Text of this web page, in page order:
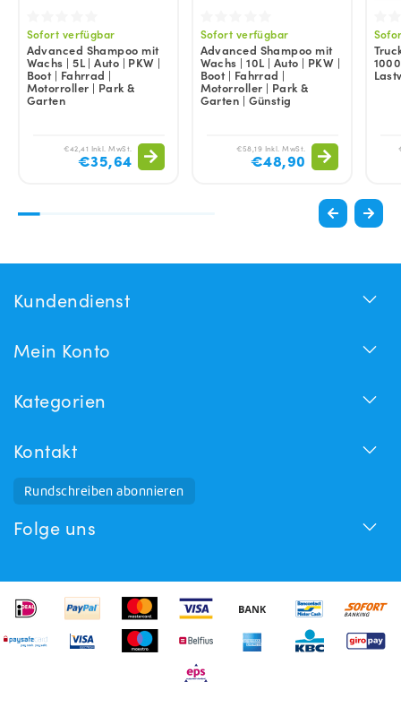
Sofort verfügbar
Advanced Shampoo mit
Wachs | 5L | Auto | PKW |
Boot | Fahrrad |
Motorroller | Park &
Garten
€42,41 Inkl. MwSt.
€35,64
Sofort verfügbar
Advanced Shampoo mit
Wachs | 10L | Auto | PKW |
Boot | Fahrrad |
Motorroller | Park &
Garten | Günstig
€58,19 Inkl. MwSt.
€48,90
Kundendienst
Mein Konto
Kategorien
Kontakt
Rundschreiben abonnieren
Folge uns